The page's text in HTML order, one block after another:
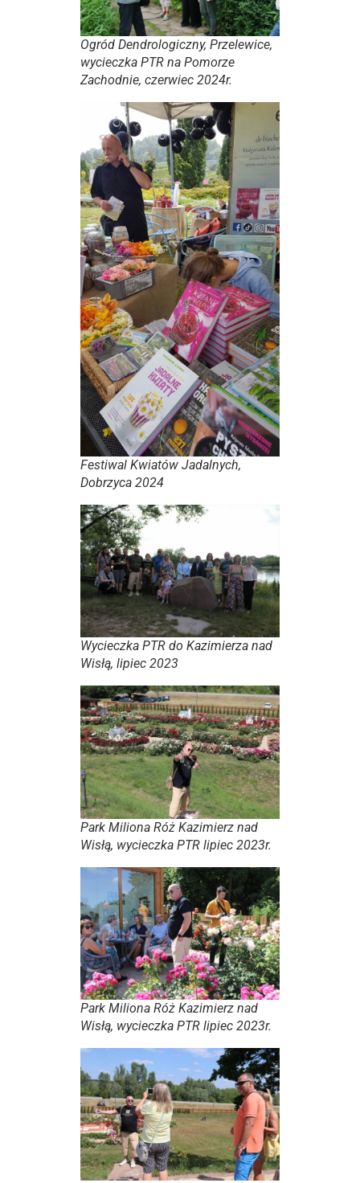
Ogród Dendrologiczny, Przelewice,
wycieczka PTR na Pomorze
Zachodnie, czerwiec 2024r.
Festiwal Kwiatów Jadalnych,
Dobrzyca 2024
Wycieczka PTR do Kazimierza nad
Wisłą, lipiec 2023
Park Miliona Róż Kazimierz nad
Wisłą, wycieczka PTR lipiec 2023r.
Park Miliona Róż Kazimierz nad
Wisłą, wycieczka PTR lipiec 2023r.